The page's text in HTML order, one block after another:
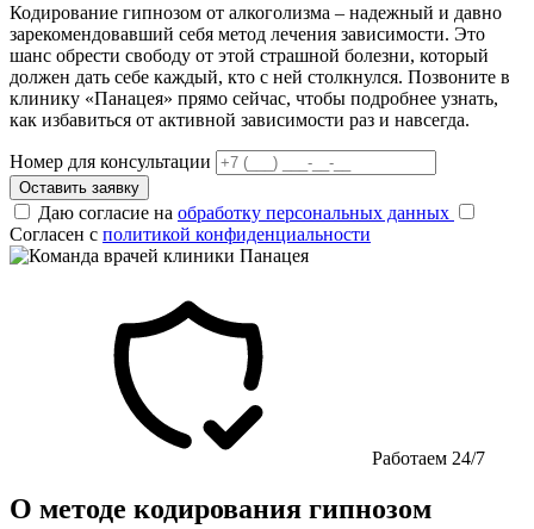
Кодирование гипнозом от алкоголизма – надежный и давно
зарекомендовавший себя метод лечения зависимости. Это
шанс обрести свободу от этой страшной болезни, который
должен дать себе каждый, кто с ней столкнулся. Позвоните в
клинику «Панацея» прямо сейчас, чтобы подробнее узнать,
как избавиться от активной зависимости раз и навсегда.
Номер для консультации
Оставить заявку
Даю согласие на обработку персональных данных
Согласен с политикой конфиденциальности
Работаем 24/7
О методе кодирования гипнозом